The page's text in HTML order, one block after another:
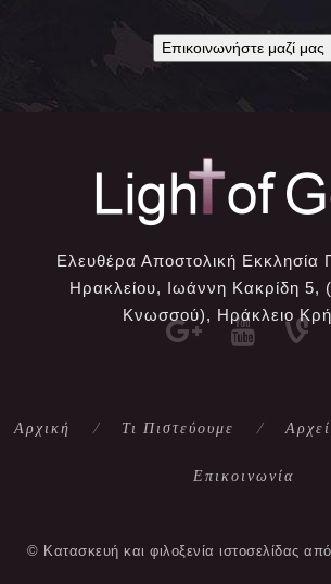
Επικοινωνήστε μαζί μας
Ελευθέρα Αποστολική Εκκλησία
Ηρακλείου, Ιωάννη Κακρίδη 5,
Κνωσσού), Ηράκλειο
Αρχική Τι Πιστεύουμε
Επικοινωνία
© Κατασκευή και φιλοξενία ιστοσελίδας από